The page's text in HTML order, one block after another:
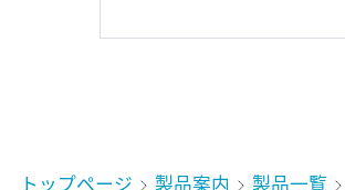
トップページ 製品案内 製品一覧